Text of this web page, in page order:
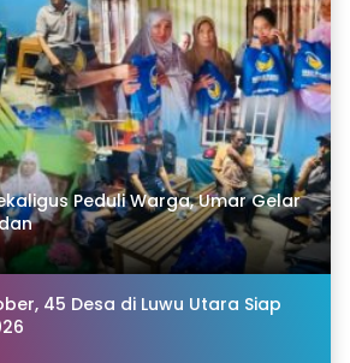
Peduli Warga, Umar Gelar
45 Desa di Luwu Utara Siap